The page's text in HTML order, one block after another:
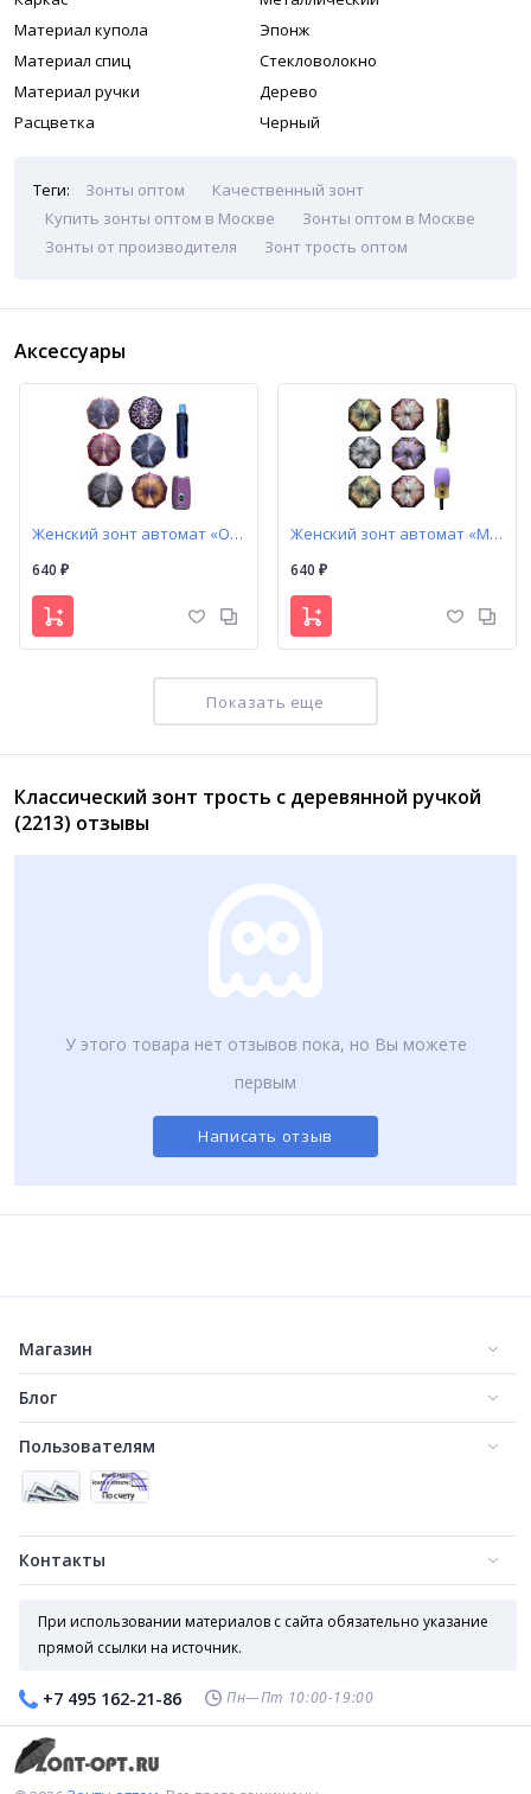
Материал купола
Эпонж
Материал спиц
Стекловолокно
Материал ручки
Дерево
Расцветка
Черный
Теги: Зонты оптом
Качественный зонт
Купить зонты оптом в Москве
Зонты оптом в Москве
Зонты от производителя
Зонт трость оптом
Аксессуары
Женский зонт автомат «Орнамент»
640 ₽
Женский зонт автомат «Мокрые улицы»
640 ₽
640₽ 650₽
640₽
475
Женский зонт полуавтомат столицы (517)
540
550
Показать еще
Классический зонт трость с деревянной ручкой
(2213) отзывы
У этого товара нет отзывов пока, но Вы можете
первым
Написать отзыв
Магазин
Блог
Пользователям
Контакты
При использовании материалов с сайта обязательно указание
прямой ссылки на источник.
+7 495 162-21-86 Пн—Пт 10:00-19:00